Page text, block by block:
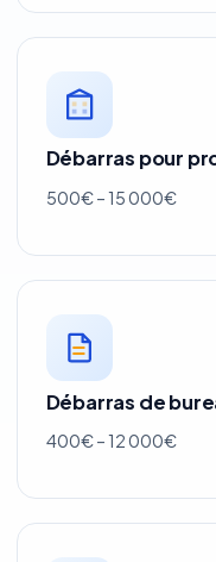
Débarras pour
500€ – 15 000€
Débarras de
400€ – 12 000€